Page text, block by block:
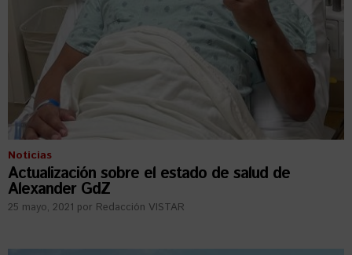
Noticias
Actualización sobre el estado de salud de
Alexander GdZ
25 mayo, 2021 por Redacción VISTAR